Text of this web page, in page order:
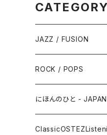
CATEGORY
JAZZ / FUSION
ピアノ - Piano
サックス -
トランペット -
ROCK / POPS
50s-60s POPULAR
SURF / INSTRO
にほんのひと -
グループサウンズ - GS